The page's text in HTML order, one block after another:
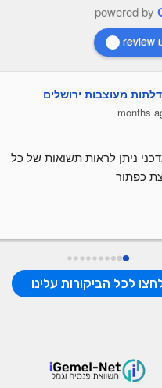
powered by
review
אתר נח לבדיקת תשואות ונתונים קופות קרנות
השתלמות, קופות גמל ופוליסות חיסכון. סייע לי
לכל הביקורות עלינו